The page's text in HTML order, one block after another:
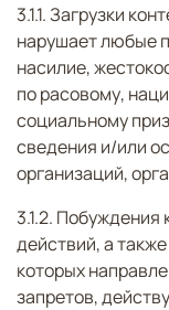
3.1.1. Загрузки
нарушает любые
насилие,
по расовому,
социальному
сведения и/или
организаций,
3.1.2.
действий, а
которых
запретов,